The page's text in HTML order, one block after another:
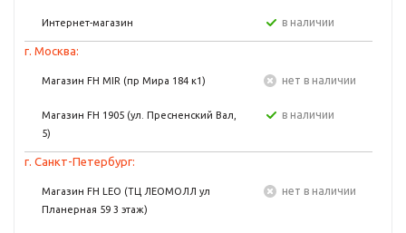
Интернет-магазин в наличии
г. Москва:
Магазин FH MIR (пр Мира 184 к1) Нет в наличии
Магазин FH 1905 (ул. Пресненский Вал,
5)
в наличии
г. Санкт-Петербург:
Магазин FH LEO (ТЦ ЛЕОМОЛЛ ул
Планерная 59 3 этаж)
Нет в наличии